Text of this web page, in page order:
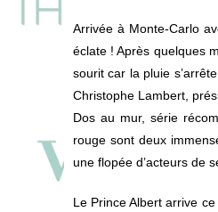
Arrivée à Monte-Carlo
éclate ! Après quelques
sourit car la pluie
Christophe Lambert,
Dos au mur, série
rouge sont deux
une flopée d’acteurs de
Le Prince Albert arrive